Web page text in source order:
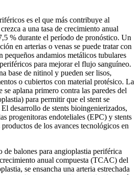
es el que más contribuye al
a una tasa de crecimiento anual
% durante el período de pronóstico. Un
en arterias o venas se puede tratar con
pequeños andamios metálicos tubulares
para mejorar el flujo sanguíneo.
base de nitinol y pueden ser lisos,
o cubiertos con material protésico. La
se aplana primero contra las paredes del
para permitir que el stent se
desarrollo de stents bioingenierizados,
progenitoras endoteliales (EPC) y stents
de los avances tecnológicos en
de balones para angioplastia periférica
anual compuesta (TCAC) del
se ensancha una arteria estrechada